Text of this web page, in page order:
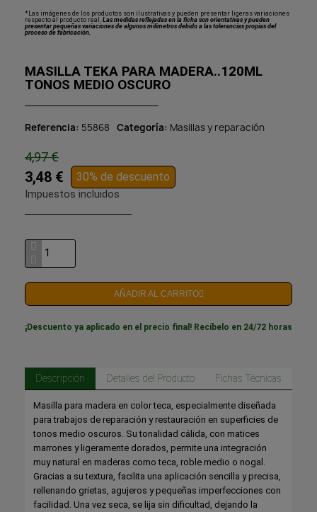
*Las imágenes de los productos son ilustrativas y pueden presentar ligeras variaciones
respecto al producto real. Las medidas reflejadas en la ficha son orientativas y pueden
presentar pequeñas variaciones de algunos milímetros debido a las tolerancias propias del
proceso de fabricación.
MASILLA TEKA PARA MADERA..120ML
TONOS MEDIO OSCURO
Referencia 55868 Categoría Masillas y reparación
4,97 €
3,48 € 30% de descuento
Impuestos incluidos
AÑADIR AL CARRITO
¡Descuento ya aplicado en el precio final! Recíbelo en 24/72 horas
Descripción Detalles del Producto Fichas Técnicas
Masilla para madera en color teca, especialmente diseñada
para trabajos de reparación y restauración en superficies de
tonos medio oscuros. Su tonalidad cálida, con matices
marrones y ligeramente dorados, permite una integración
muy natural en maderas como teca, roble medio o nogal.
Gracias a su textura, facilita una aplicación sencilla y precisa,
rellenando grietas, agujeros y pequeñas imperfecciones con
facilidad. Una vez seca, se lija sin dificultad, dejando la